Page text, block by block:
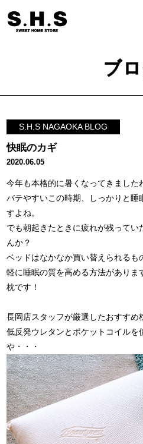
ブ
S.H.S NAGAOKA BLOG
快眠のカギ
2020.06.05
今年も本格的に暑くなってきました
バテやすいこの時期、しっかりと
すよね。
でも朝起きたときに疲れが残って
んか？
ベッドはなかなか買い替えられる
軽に睡眠の質を高める方法がありま
枕です！
長岡店スタッフが厳選したおすすめ
低反発ウレタンとポケットコイル
や・・・